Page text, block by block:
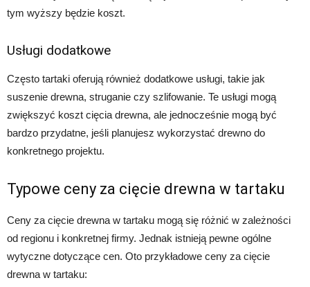
tym wyższy będzie koszt.
Usługi dodatkowe
Często tartaki oferują również dodatkowe usługi, takie jak
suszenie drewna, struganie czy szlifowanie. Te usługi mogą
zwiększyć koszt cięcia drewna, ale jednocześnie mogą być
bardzo przydatne, jeśli planujesz wykorzystać drewno do
konkretnego projektu.
Typowe ceny za cięcie drewna w tartaku
Ceny za cięcie drewna w tartaku mogą się różnić w zależności
od regionu i konkretnej firmy. Jednak istnieją pewne ogólne
wytyczne dotyczące cen. Oto przykładowe ceny za cięcie
drewna w tartaku: